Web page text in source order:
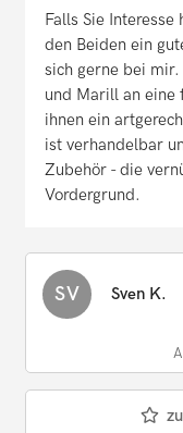
Falls Sie
den Beiden ein
sich gerne bei
und Marill an eine
ihnen ein
ist verhandelbar
Zubehör - die
Vordergrund.
SV Sven K.